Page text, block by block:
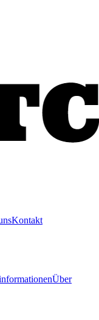
Kontakt
Über